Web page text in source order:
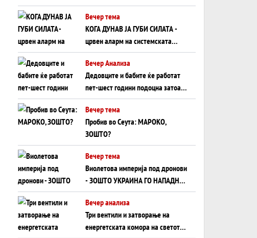
Вечер тема
КОГА ДУНАВ ЈА ГУБИ СИЛАТА -
црвен аларм на системската
плоча од јужна Германија до
Црното Море...
Вечер Анализа
Дедовците и бабите ќе работат
пет-шест години подоцна затоа
што НЕМААТ ВНУЦИ ДА ГИ
ЗАМЕНАТ
Вечер тема
Пробив во Сеута: МАРОКО,
ЗОШТО?
Вечер тема
Виолетова империја под дронови
- ЗОШТО УКРАИНА ГО НАПАДНА
РУСКИОТ WILDBERRIES
Вечер анализа
Три вентили и затворање на
енергетската комора на светот: